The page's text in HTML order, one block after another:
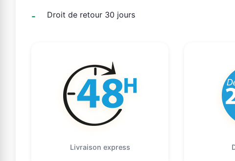
Droit de retour 30 jours
Livraison express